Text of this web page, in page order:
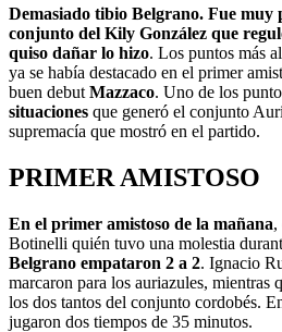
Demasiado tibio Belgrano. Fue muy
conjunto del Kily González que
quiso dañar lo hizo. Los puntos más
ya se había destacado en el primer
buen debut Mazzaco. Uno de los
situaciones que generó el conjunto
supremacía que mostró en el partido.
PRIMER AMISTOSO
En el primer amistoso de la mañana,
Botinelli quién tuvo una molestia
Belgrano empataron 2 a 2. Ignacio
marcaron para los auriazules, mientras
los dos tantos del conjunto cordobés.
jugaron dos tiempos de 35 minutos.